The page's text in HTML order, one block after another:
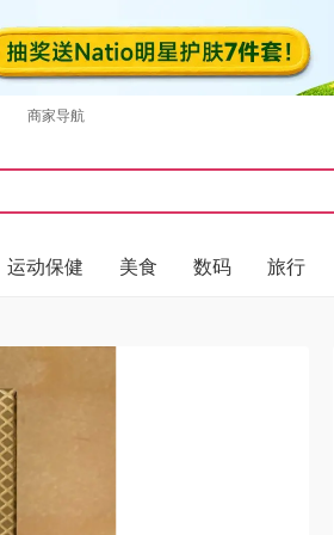
商家导航
运动保健 美食 数码 旅行